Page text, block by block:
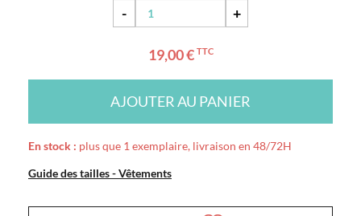
- +
19,00 € TTC
AJOUTER AU PANIER
En stock : plus que 1 exemplaire, livraison en 48/72H
Guide des tailles - Vêtements